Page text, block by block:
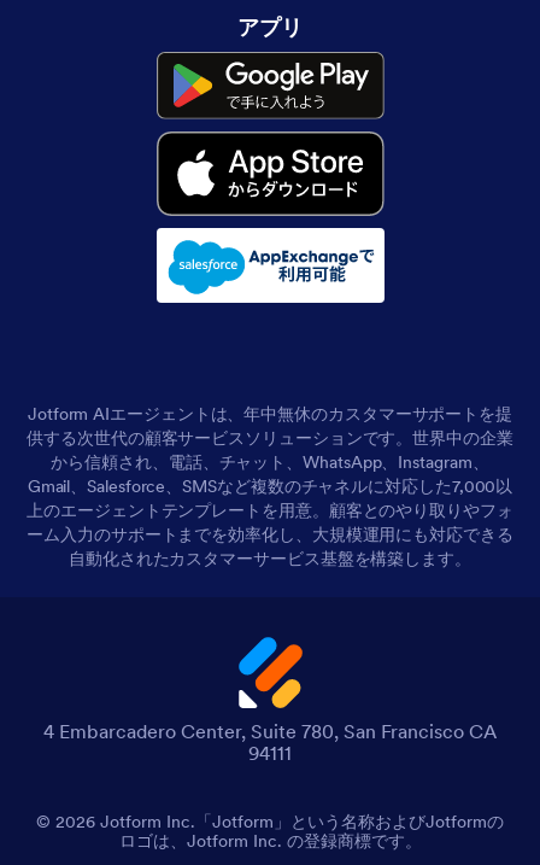
アプリ
Jotform AIエージェントは、年中無休のカスタマーサポートを提
供する次世代の顧客サービスソリューションです。世界中の企業
から信頼され、電話、チャット、WhatsApp、Instagram、
Gmail、Salesforce、SMSなど複数のチャネルに対応した7,000以
上のエージェントテンプレートを用意。顧客とのやり取りやフォ
ーム入力のサポートまでを効率化し、大規模運用にも対応できる
自動化されたカスタマーサービス基盤を構築します。
4 Embarcadero Center, Suite 780, San Francisco CA
94111
© 2026 Jotform Inc.「Jotform」という名称およびJotformの
ロゴは、Jotform Inc. の登録商標です。